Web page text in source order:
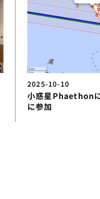
2025-10-10
小惑星Phaethon
に参加